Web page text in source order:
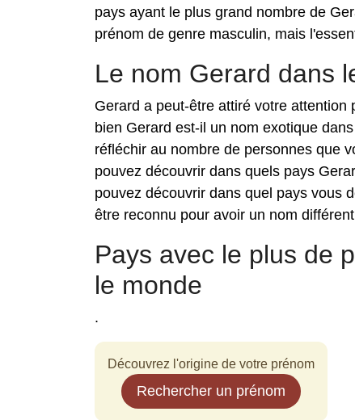
pays ayant le plus grand nombre de
prénom de genre masculin, mais
Le nom Gerard dans
Gerard a peut-être attiré votre
bien Gerard est-il un nom exotique
réfléchir au nombre de personnes que
pouvez découvrir dans quels pays
pouvez découvrir dans quel pays vous
être reconnu pour avoir un nom
Pays avec le plus de
le monde
.
Découvrez l'origine de votre prénom
Rechercher un prénom